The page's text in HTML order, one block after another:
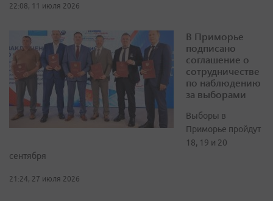
22:08, 11 июля 2026
В Приморье
подписано
соглашение о
сотрудничестве
по наблюдению
за выборами
Выборы в
Приморье пройдут
18, 19 и 20
сентября
21:24, 27 июля 2026